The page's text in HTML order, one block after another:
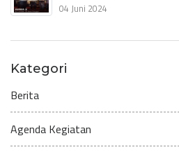
04 Juni 2024
Kategori
Berita
Agenda Kegiatan